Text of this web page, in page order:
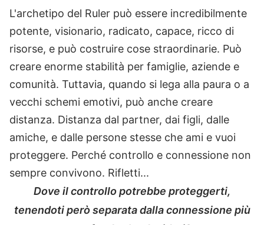
L'archetipo del Ruler può essere incredibilmente
potente, visionario, radicato, capace, ricco di
risorse, e può costruire cose straordinarie. Può
creare enorme stabilità per famiglie, aziende e
comunità. Tuttavia, quando si lega alla paura o a
vecchi schemi emotivi, può anche creare
distanza. Distanza dal partner, dai figli, dalle
amiche, e dalle persone stesse che ami e vuoi
proteggere. Perché controllo e connessione non
sempre convivono. Rifletti...
Dove il controllo potrebbe proteggerti,
tenendoti però separata dalla connessione più